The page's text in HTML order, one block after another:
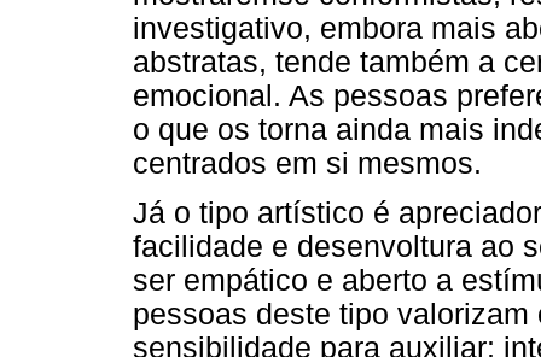
investigativo, embora mais
abstratas, tende também a
emocional. As pessoas
o que os torna ainda mais
centrados em si mesmos.
Já o tipo artístico é
facilidade e desenvoltura ao
ser empático e aberto a
pessoas deste tipo
sensibilidade para auxiliar;